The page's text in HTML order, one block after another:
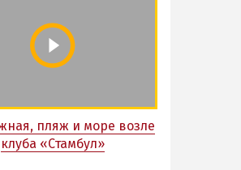
пляж и море возле
клуба «Стамбул»